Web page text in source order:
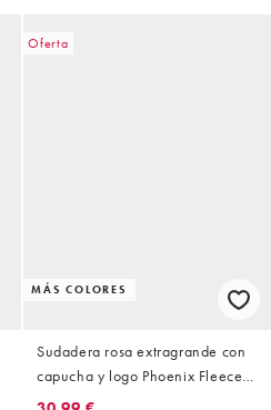
Oferta
MÁS COLORES
Sudadera rosa extragrande con
capucha y logo Phoenix Fleece
de Nike